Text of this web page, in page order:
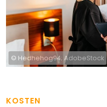
© Hedhehog94; AdobeStock
KOSTEN